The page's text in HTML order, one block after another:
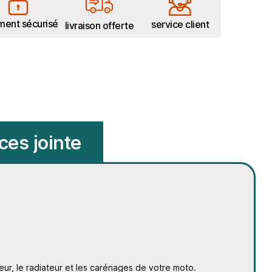
sécurisé livraison offerte service client
jointe
le radiateur et les carénages de votre moto.